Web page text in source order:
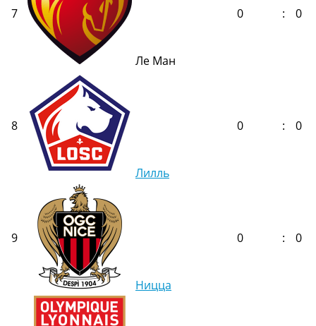
7
Ле Ман
0 : 0
8
Лилль
0 : 0
9
Ницца
0 : 0